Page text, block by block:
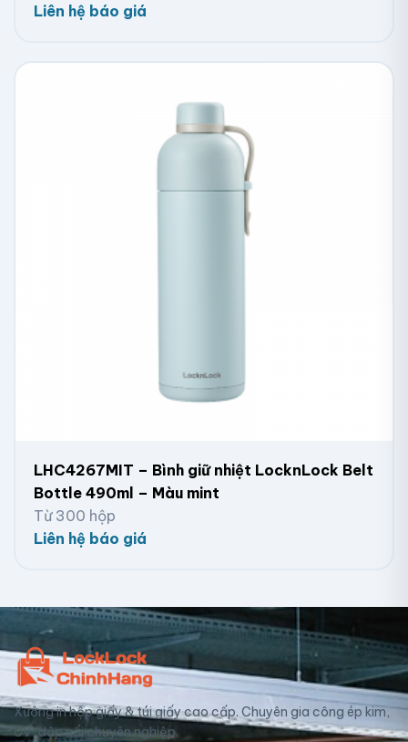
Liên hệ báo giá
LHC4267MIT – Bình giữ nhiệt LocknLock Belt
Bottle 490ml – Màu mint
Từ 300 hộp
Liên hệ báo giá
Xưởng in hộp giấy & túi giấy cao cấp. Chuyên gia công ép kim,
UV, dập nổi chuyên nghiệp.